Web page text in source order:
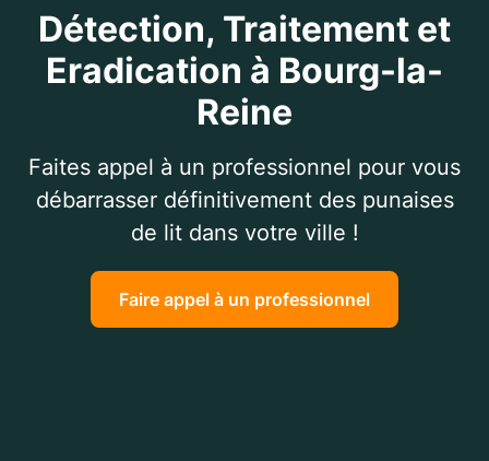
Détection, Traitement et
Eradication à Bourg-la-
Reine
Faites appel à un professionnel pour vous
débarrasser définitivement des punaises
de lit dans votre ville !
Faire appel à un professionnel